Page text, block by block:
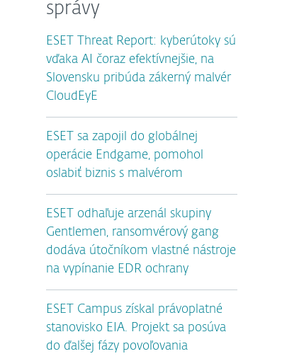
správy
ESET Threat Report: kyberútoky sú
vďaka AI čoraz efektívnejšie, na
Slovensku pribúda zákerný malvér
CloudEyE
ESET sa zapojil do globálnej
operácie Endgame, pomohol
oslabiť biznis s malvérom
ESET odhaľuje arzenál skupiny
Gentlemen, ransomvérový gang
dodáva útočníkom vlastné nástroje
na vypínanie EDR ochrany
ESET Campus získal právoplatné
stanovisko EIA. Projekt sa posúva
do ďalšej fázy povoľovania